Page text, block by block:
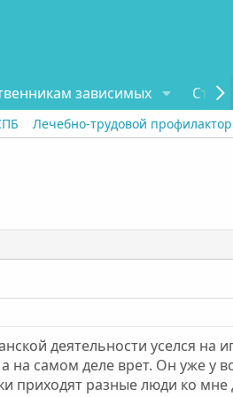
зависимых
Лечебно-трудовой
деятельности уселся на
самом деле врет. Он уже у
приходят разные люди ко